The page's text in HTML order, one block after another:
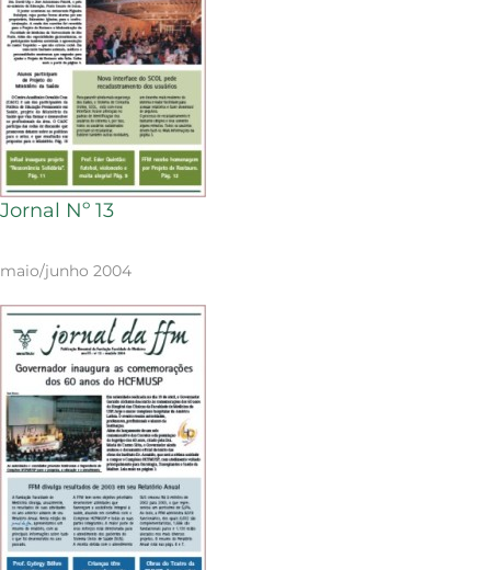
Jornal Nº 13
maio/junho 2004